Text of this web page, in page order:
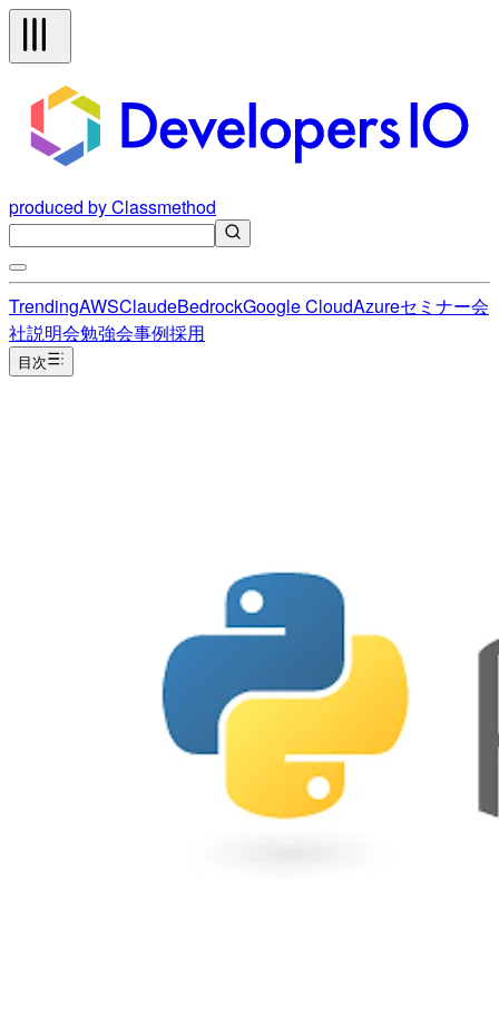
produced by Classmethod
TrendingAWSClaudeBedrockGoogle CloudAzureセミナー会
社説明会勉強会事例採用
目次